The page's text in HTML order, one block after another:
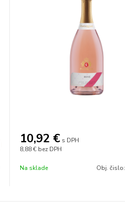
10,92 € s DPH
8,88 € bez DPH
Na sklade Obj. čislo: